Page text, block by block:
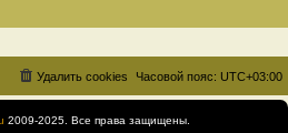
Часовой пояс: UTC+03:00
Удалить cookies
2009-2025. Все права защищены.